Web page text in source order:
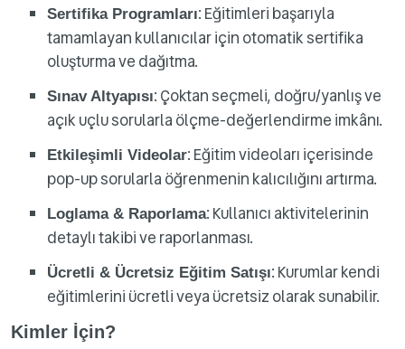
Sertifika Programları: Eğitimleri başarıyla
tamamlayan kullanıcılar için otomatik sertifika
oluşturma ve dağıtma.
Sınav Altyapısı: Çoktan seçmeli, doğru/yanlış ve
açık uçlu sorularla ölçme-değerlendirme imkânı.
Etkileşimli Videolar: Eğitim videoları içerisinde
pop-up sorularla öğrenmenin kalıcılığını artırma.
Loglama & Raporlama: Kullanıcı aktivitelerinin
detaylı takibi ve raporlanması.
Ücretli & Ücretsiz Eğitim Satışı: Kurumlar kendi
eğitimlerini ücretli veya ücretsiz olarak sunabilir.
Kimler İçin?